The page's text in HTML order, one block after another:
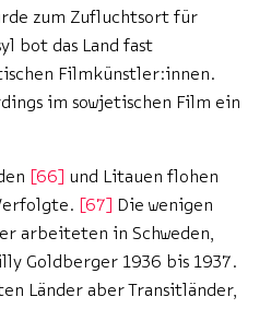
zum Zufluchtsort für
bot das Land fast
Filmkünstler:innen.
im sowjetischen Film ein
66
und Litauen flohen
67
Die wenigen
arbeiteten in Schweden,
Goldberger 1936 bis 1937.
Länder aber Transitländer,